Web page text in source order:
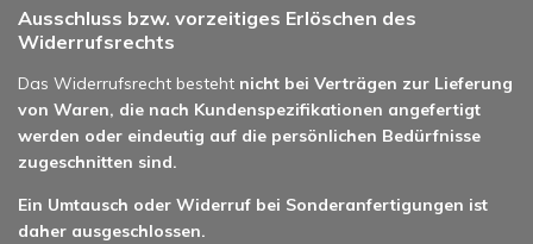
Ausschluss bzw. vorzeitiges Erlöschen des
Widerrufsrechts
Das Widerrufsrecht besteht nicht bei Verträgen zur Lieferung
von Waren, die nach Kundenspezifikationen angefertigt
werden oder eindeutig auf die persönlichen Bedürfnisse
zugeschnitten sind.
Ein Umtausch oder Widerruf bei Sonderanfertigungen ist
daher ausgeschlossen.